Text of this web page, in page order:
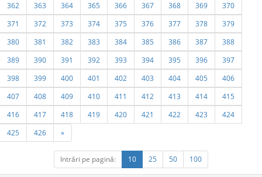
362
363 364 365 366 367 368 369
370
371
372 373 374 375 376 377 378
379
380
381 382 383 384 385 386 387
388
389
390 391 392 393 394 395 396
397
398
399 400 401 402 403 404 405
406
407
408 409 410 411 412 413 414
415
416
417 418 419 420 421 422 423
424
425
426 »
Intrări pe pagină: 10 25 50 100